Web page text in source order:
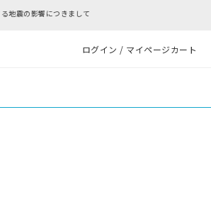
ログイン / マイページカート